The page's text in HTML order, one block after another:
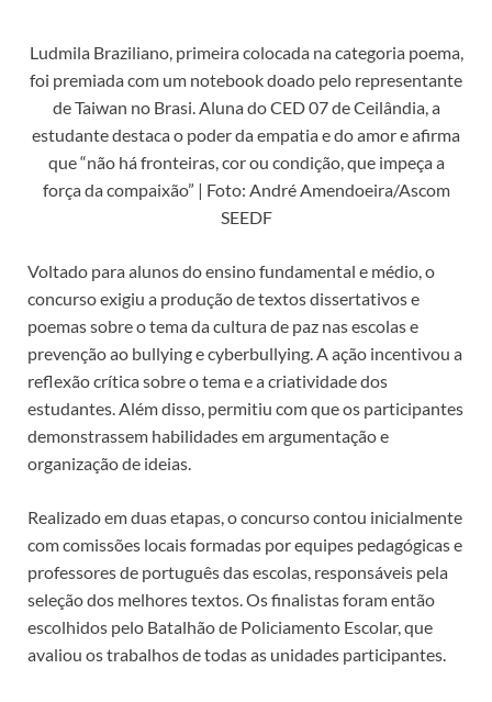
Ludmila Braziliano, primeira colocada na categoria poema,
foi premiada com um notebook doado pelo representante
de Taiwan no Brasi. Aluna do CED 07 de Ceilândia, a
estudante destaca o poder da empatia e do amor e afirma
que “não há fronteiras, cor ou condição, que impeça a
força da compaixão” | Foto: André Amendoeira/Ascom
SEEDF
Voltado para alunos do ensino fundamental e médio, o
concurso exigiu a produção de textos dissertativos e
poemas sobre o tema da cultura de paz nas escolas e
prevenção ao bullying e cyberbullying. A ação incentivou a
reflexão crítica sobre o tema e a criatividade dos
estudantes. Além disso, permitiu com que os participantes
demonstrassem habilidades em argumentação e
organização de ideias.
Realizado em duas etapas, o concurso contou inicialmente
com comissões locais formadas por equipes pedagógicas e
professores de português das escolas, responsáveis pela
seleção dos melhores textos. Os finalistas foram então
escolhidos pelo Batalhão de Policiamento Escolar, que
avaliou os trabalhos de todas as unidades participantes.